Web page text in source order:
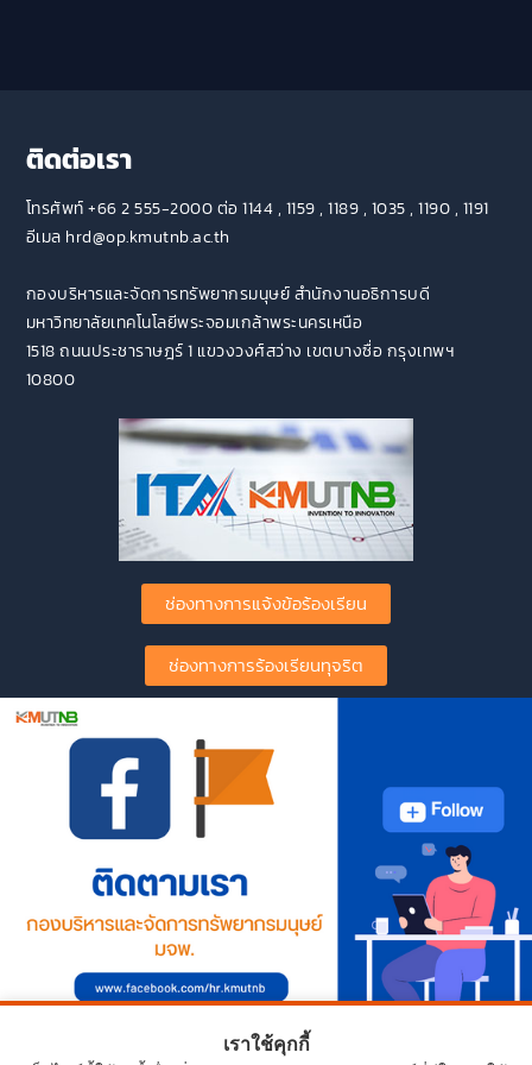
เราใช้คุกกี้
ติดต่อเรา
โทรศัพท์ +66 2 555-2000 ต่อ 1144 , 1159 , 1189 , 1035 , 1190 , 1191
อีเมล hrd@op.kmutnb.ac.th
กองบริหารและจัดการทรัพยากรมนุษย์ สำนักงานอธิการบดี
มหาวิทยาลัยเทคโนโลยีพระจอมเกล้าพระนครเหนือ
1518 ถนนประชาราษฎร์ 1 แขวงวงศ์สว่าง เขตบางซื่อ กรุงเทพฯ
10800
ช่องทางการแจ้งข้อร้องเรียน
ช่องทางการร้องเรียนทุจริต